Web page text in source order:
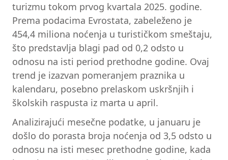
turizmu tokom prvog kvartala 2025. godine.
Prema podacima Evrostata, zabeleženo je
454,4 miliona noćenja u turističkom smeštaju,
što predstavlja blagi pad od 0,2 odsto u
odnosu na isti period prethodne godine. Ovaj
trend je izazvan pomeranjem praznika u
kalendaru, posebno prelaskom uskršnjih i
školskih raspusta iz marta u april.
Analizirajući mesečne podatke, u januaru je
došlo do porasta broja noćenja od 3,5 odsto u
odnosu na isti mesec prethodne godine, kada